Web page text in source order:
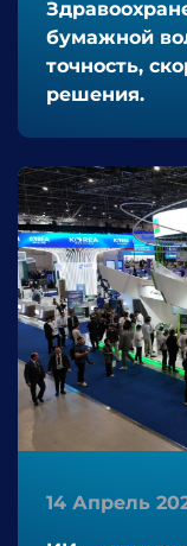
бумажной
точность,
решения.
14 Апрель